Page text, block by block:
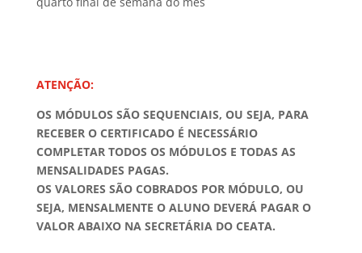
ATENÇÃO:
OS MÓDULOS SÃO SEQUENCIAIS, OU SEJA, PARA
RECEBER O CERTIFICADO É NECESSÁRIO
COMPLETAR TODOS OS MÓDULOS E TODAS AS
MENSALIDADES PAGAS.
OS VALORES SÃO COBRADOS POR MÓDULO, OU
SEJA, MENSALMENTE O ALUNO DEVERÁ PAGAR O
VALOR ABAIXO NA SECRETÁRIA DO CEATA.